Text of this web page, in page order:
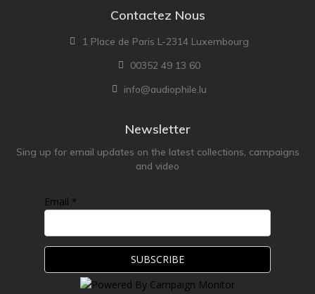
Contactez Nous
1 Place de Paris L-2314 Luxembourg
00352 49 13 60
info@audiophile.lu
Newsletter
Sing up for email updates on the latest collections, campaigns
and video
Email *